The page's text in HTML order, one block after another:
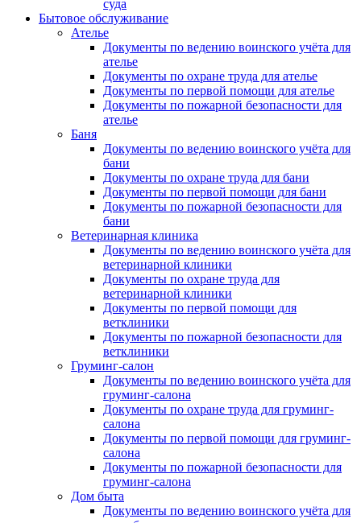
суда
Бытовое обслуживание
Ателье
Документы по ведению воинского учёта для
ателье
Документы по охране труда для ателье
Документы по первой помощи для ателье
Документы по пожарной безопасности для
ателье
Баня
Документы по ведению воинского учёта для
бани
Документы по охране труда для бани
Документы по первой помощи для бани
Документы по пожарной безопасности для
бани
Ветеринарная клиника
Документы по ведению воинского учёта для
ветеринарной клиники
Документы по охране труда для
ветеринарной клиники
Документы по первой помощи для
ветклиники
Документы по пожарной безопасности для
ветклиники
Груминг-салон
Документы по ведению воинского учёта для
груминг-салона
Документы по охране труда для груминг-
салона
Документы по первой помощи для груминг-
салона
Документы по пожарной безопасности для
груминг-салона
Дом быта
Документы по ведению воинского учёта для